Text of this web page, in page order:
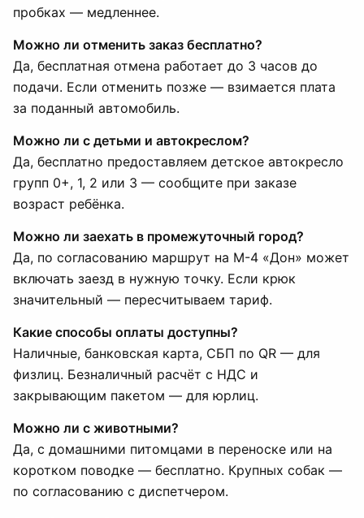
пробках — медленнее.
Можно ли отменить заказ бесплатно?
Да, бесплатная отмена работает до 3 часов до
подачи. Если отменить позже — взимается плата
за поданный автомобиль.
Можно ли с детьми и автокреслом?
Да, бесплатно предоставляем детское автокресло
групп 0+, 1, 2 или 3 — сообщите при заказе
возраст ребёнка.
Можно ли заехать в промежуточный город?
Да, по согласованию маршрут на М-4 «Дон» может
включать заезд в нужную точку. Если крюк
значительный — пересчитываем тариф.
Какие способы оплаты доступны?
Наличные, банковская карта, СБП по QR — для
физлиц. Безналичный расчёт с НДС и
закрывающим пакетом — для юрлиц.
Можно ли с животными?
Да, с домашними питомцами в переноске или на
коротком поводке — бесплатно. Крупных собак —
по согласованию с диспетчером.